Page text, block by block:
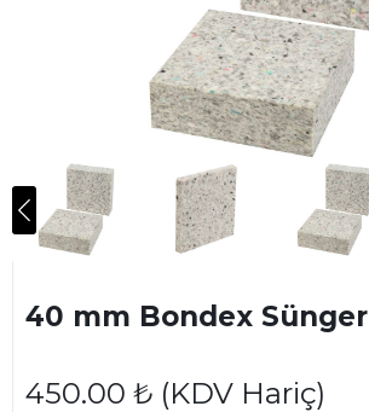
40 mm Bondex Sünger
450.00 ₺ (KDV Hariç)